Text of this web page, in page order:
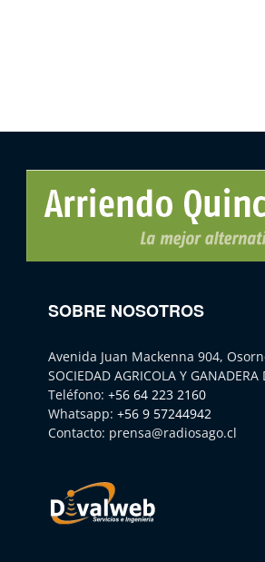
SOBRE NOSOTROS
Avenida Juan Mackenna 904,
SOCIEDAD AGRICOLA Y
Teléfono: +56 64 223 2160
Whatsapp: +56 9 57244942
Contacto: prensa@radiosago.cl